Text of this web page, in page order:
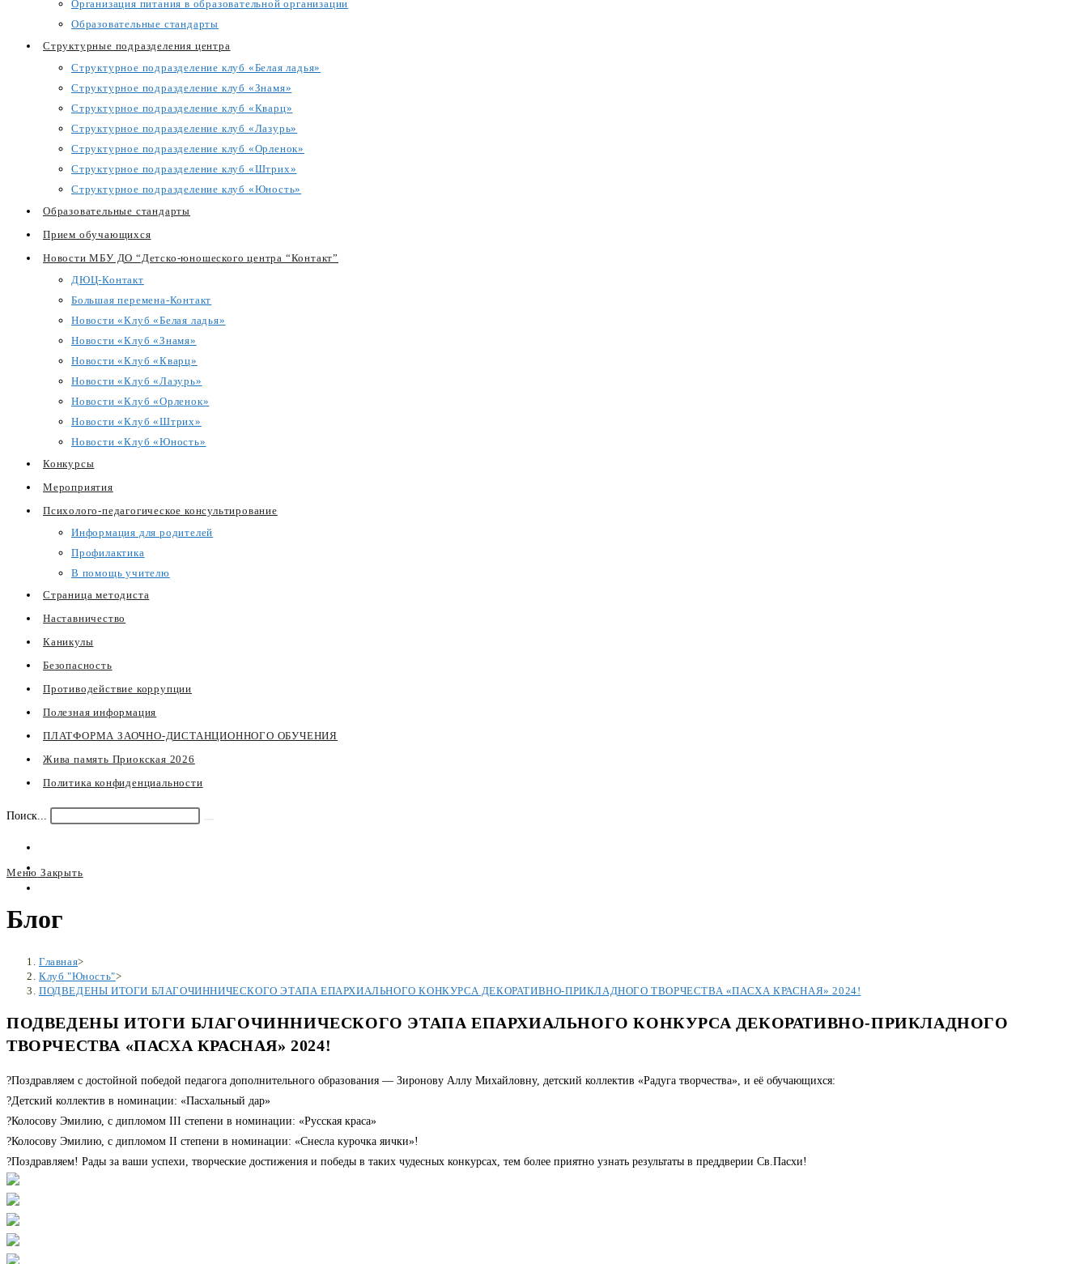
Организация питания в образовательной организации
Образовательные стандарты
Структурные подразделения центра
Структурное подразделение клуб «Белая ладья»
Структурное подразделение клуб «Знамя»
Структурное подразделение клуб «Кварц»
Структурное подразделение клуб «Лазурь»
Структурное подразделение клуб «Орленок»
Структурное подразделение клуб «Штрих»
Структурное подразделение клуб «Юность»
Образовательные стандарты
Прием обучающихся
Новости МБУ ДО “Детско-юношеского центра “Контакт”
ДЮЦ-Контакт
Большая перемена-Контакт
Новости «Клуб «Белая ладья»
Новости «Клуб «Знамя»
Новости «Клуб «Кварц»
Новости «Клуб «Лазурь»
Новости «Клуб «Орленок»
Новости «Клуб «Штрих»
Новости «Клуб «Юность»
Конкурсы
Мероприятия
Психолого-педагогическое консультирование
Информация для родителей
Профилактика
В помощь учителю
Страница методиста
Наставничество
Каникулы
Безопасность
Противодействие коррупции
Полезная информация
ПЛАТФОРМА ЗАОЧНО-ДИСТАНЦИОННОГО ОБУЧЕНИЯ
Жива память Приокская 2026
Политика конфиденциальности
Поиск...
Меню Закрыть
Переключите
кнопку,
свернуть
меню
Блог
Главная>
Клуб "Юность">
ПОДВЕДЕНЫ ИТОГИ БЛАГОЧИННИЧЕСКОГО ЭТАПА ЕПАРХИАЛЬНОГО КОНКУРСА ДЕКОРАТИВНО-ПРИКЛАДНОГО ТВОРЧЕСТВА «ПАСХА КРАСНАЯ» 2024!
ПОДВЕДЕНЫ ИТОГИ БЛАГОЧИННИЧЕСКОГО ЭТАПА ЕПАРХИАЛЬНОГО КОНКУРСА ДЕКОРАТИВНО-ПРИКЛАДНОГО
ТВОРЧЕСТВА «ПАСХА КРАСНАЯ» 2024!
?Поздравляем с достойной победой педагога дополнительного образования — Зиронову Аллу Михайловну, детский коллектив «Радуга творчества», и её обучающихся:
?Детский коллектив в номинации: «Пасхальный дар»
?Колосову Эмилию, с дипломом III степени в номинации: «Русская краса»
?Колосову Эмилию, с дипломом II степени в номинации: «Снесла курочка яички»!
?Поздравляем! Рады за ваши успехи, творческие достижения и победы в таких чудесных конкурсах, тем более приятно узнать результаты в преддверии Св.Пасхи!